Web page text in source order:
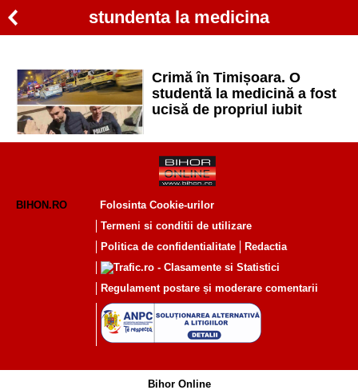
stundenta la medicina
Crimă în Timișoara. O
studentă la medicină a fost
ucisă de propriul iubit
BIHON.RO
Folosinta Cookie-urilor
Termeni si conditii de utilizare
Politica de confidentialitate
Redactia
Regulament postare și moderare comentarii
Bihor Online